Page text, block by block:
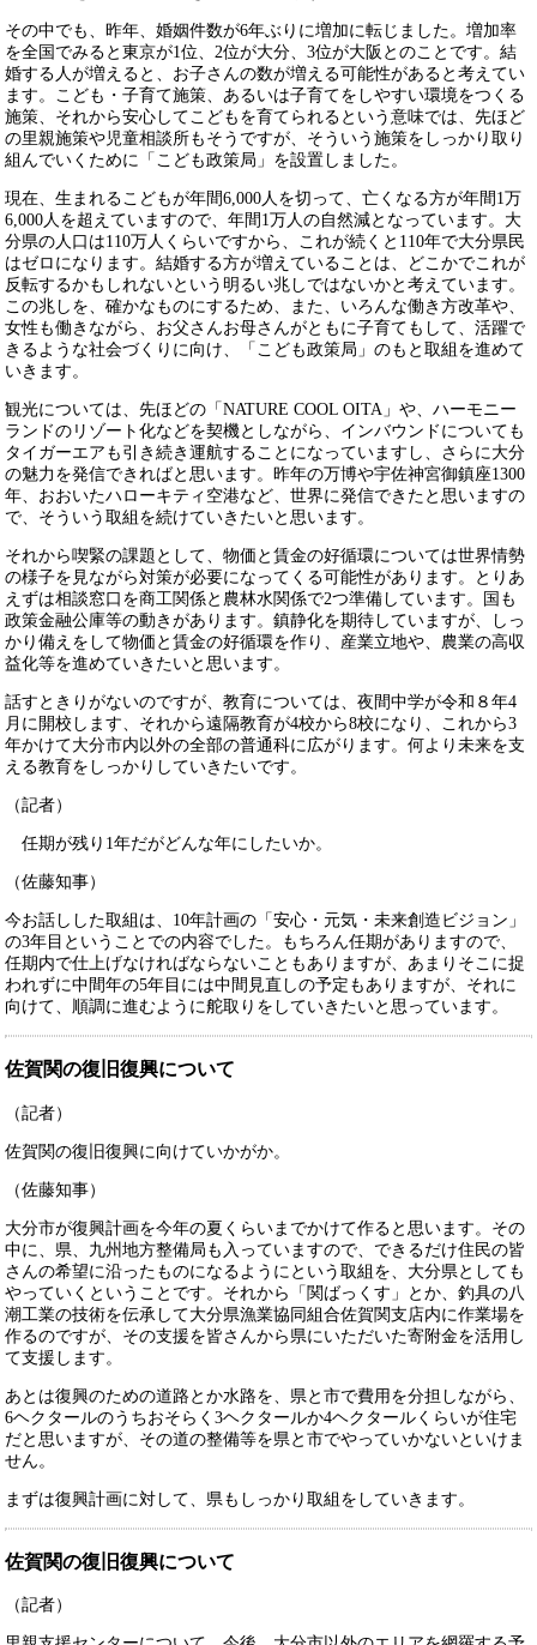
その中でも、昨年、婚姻件数が6年ぶりに増加に転じました。増加率
を全国でみると東京が1位、2位が大分、3位が大阪とのことです。結
婚する人が増えると、お子さんの数が増える可能性があると考えてい
ます。こども・子育て施策、あるいは子育てをしやすい環境をつくる
施策、それから安心してこどもを育てられるという意味では、先ほど
の里親施策や児童相談所もそうですが、そういう施策をしっかり取り
組んでいくために「こども政策局」を設置しました。
現在、生まれるこどもが年間6,000人を切って、亡くなる方が年間1万
6,000人を超えていますので、年間1万人の自然減となっています。大
分県の人口は110万人くらいですから、これが続くと110年で大分県民
はゼロになります。結婚する方が増えていることは、どこかでこれが
反転するかもしれないという明るい兆しではないかと考えています。
この兆しを、確かなものにするため、また、いろんな働き方改革や、
女性も働きながら、お父さんお母さんがともに子育てもして、活躍で
きるような社会づくりに向け、「こども政策局」のもと取組を進めて
いきます。
観光については、先ほどの「NATURE COOL OITA」や、ハーモニー
ランドのリゾート化などを契機としながら、インバウンドについても
タイガーエアも引き続き運航することになっていますし、さらに大分
の魅力を発信できればと思います。昨年の万博や宇佐神宮御鎮座1300
年、おおいたハローキティ空港など、世界に発信できたと思いますの
で、そういう取組を続けていきたいと思います。
それから喫緊の課題として、物価と賃金の好循環については世界情勢
の様子を見ながら対策が必要になってくる可能性があります。とりあ
えずは相談窓口を商工関係と農林水関係で2つ準備しています。国も
政策金融公庫等の動きがあります。鎮静化を期待していますが、しっ
かり備えをして物価と賃金の好循環を作り、産業立地や、農業の高収
益化等を進めていきたいと思います。
話すときりがないのですが、教育については、夜間中学が令和８年4
月に開校します、それから遠隔教育が4校から8校になり、これから3
年かけて大分市内以外の全部の普通科に広がります。何より未来を支
える教育をしっかりしていきたいです。
（記者）
任期が残り1年だがどんな年にしたいか。
（佐藤知事）
今お話しした取組は、10年計画の「安心・元気・未来創造ビジョン」
の3年目ということでの内容でした。もちろん任期がありますので、
任期内で仕上げなければならないこともありますが、あまりそこに捉
われずに中間年の5年目には中間見直しの予定もありますが、それに
向けて、順調に進むように舵取りをしていきたいと思っています。
佐賀関の復旧復興について
（記者）
佐賀関の復旧復興に向けていかがか。
（佐藤知事）
大分市が復興計画を今年の夏くらいまでかけて作ると思います。その
中に、県、九州地方整備局も入っていますので、できるだけ住民の皆
さんの希望に沿ったものになるようにという取組を、大分県としても
やっていくということです。それから「関ばっくす」とか、釣具の八
潮工業の技術を伝承して大分県漁業協同組合佐賀関支店内に作業場を
作るのですが、その支援を皆さんから県にいただいた寄附金を活用し
て支援します。
あとは復興のための道路とか水路を、県と市で費用を分担しながら、
6ヘクタールのうちおそらく3ヘクタールか4ヘクタールくらいが住宅
だと思いますが、その道の整備等を県と市でやっていかないといけま
せん。
まずは復興計画に対して、県もしっかり取組をしていきます。
佐賀関の復旧復興について
（記者）